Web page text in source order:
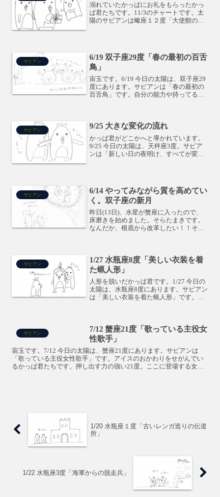
溺れていたかっぱにお礼をもらったかっ
ぱ君たちです。11/3のチャートです。太
陽のサビアンは蠍座１２度「大使館の舞
くなのでコネクション...
サビアン
6/19 双子座29度「春の最初の百舌
鳥」
宙玉です。6/19 今日の太陽は、双子座29
度にあります。サビアンは「春の最初の
百舌鳥」です。自分の能力や持ってる情
サビアン 9/25 大きな変化の流れ
かっぱ君がどこかへと導かれています。
9/25 今日の太陽は、天秤座3度。サビア
ンは「新しい日の夜明け、すべてが変わ
サビアン
6/14 やってみながら質を高めてい
く。双子座の新月
昨日(13日)、水星が蟹座に入ったので、
床磨きを始めました。そらたまきです。
なんだか、根底から改革したい！！そん
ち出しながら改革して...
サビアン
1/27 水瓶座8度「美しい衣装を着
た蝋人形」
人形を脱いだかっぱ君です。1/27 今日の
太陽は、水瓶座8度にあります。サビアン
は「美しい衣装を着た蝋人形」です。マ
ない、こーでもな...
サビアン
7/12 蟹座21度「歌っている主役女
性歌手」
宙玉です。7/12 今日の太陽は、蟹座21度にあります。サビアンは
「歌っている主役女性歌手」です。アイスのおかわりをせがんでい
るかっぱ君たちです。押し出す力の強い21度。ここに登場する女性
1/20 水瓶座１度「古いレンガ造りの伝道
所」
1/22 水瓶座3度「海軍からの脱走兵」